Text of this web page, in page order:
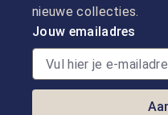
nieuwe collecties.
Jouw emailadres